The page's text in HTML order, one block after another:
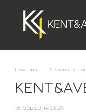
Головна Додаткова
18 березня 2024